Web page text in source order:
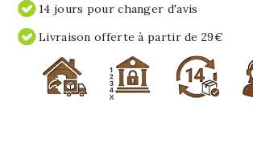
14 jours pour changer d'avis
Livraison offerte à partir de 29€